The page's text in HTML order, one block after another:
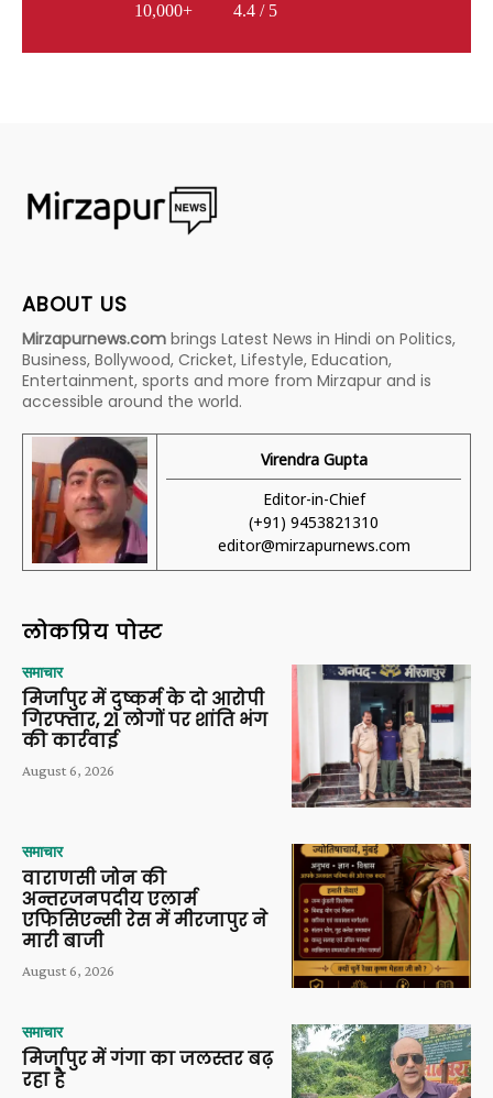
10,000+
4.4 / 5
ABOUT US
Mirzapurnews.com brings Latest News in Hindi on Politics,
Business, Bollywood, Cricket, Lifestyle, Education,
Entertainment, sports and more from Mirzapur and is
accessible around the world.
Virendra Gupta
Editor-in-Chief
(+91) 9453821310
editor@mirzapurnews.com
लोकप्रिय पोस्ट
समाचार
मिर्जापुर में दुष्कर्म के दो आरोपी
गिरफ्तार, 21 लोगों पर शांति भंग
की कार्रवाई
August 6, 2026
समाचार
वाराणसी जोन की
अन्तरजनपदीय एलार्म
एफिसिएन्सी रेस में मीरजापुर ने
मारी बाजी
August 6, 2026
समाचार
मिर्जापुर में गंगा का जलस्तर बढ़
रहा है